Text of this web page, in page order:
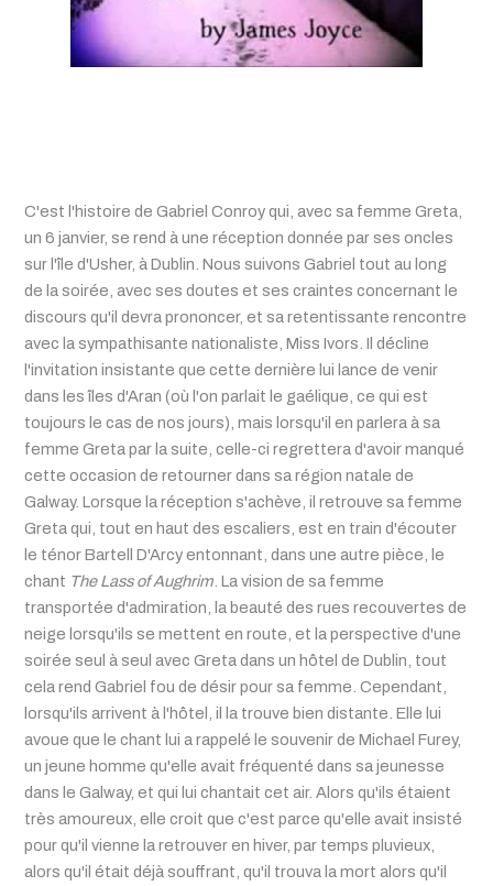
C'est l'histoire de Gabriel Conroy qui, avec sa femme Greta,
un 6 janvier, se rend à une réception donnée par ses oncles
sur l'île d'Usher, à Dublin. Nous suivons Gabriel tout au long
de la soirée, avec ses doutes et ses craintes concernant le
discours qu'il devra prononcer, et sa retentissante rencontre
avec la sympathisante nationaliste, Miss Ivors. Il décline
l'invitation insistante que cette dernière lui lance de venir
dans les îles d'Aran (où l'on parlait le gaélique, ce qui est
toujours le cas de nos jours), mais lorsqu'il en parlera à sa
femme Greta par la suite, celle-ci regrettera d'avoir manqué
cette occasion de retourner dans sa région natale de
Galway. Lorsque la réception s'achève, il retrouve sa femme
Greta qui, tout en haut des escaliers, est en train d'écouter
le ténor Bartell D'Arcy entonnant, dans une autre pièce, le
chant The Lass of Aughrim . La vision de sa femme
transportée d'admiration, la beauté des rues recouvertes de
neige lorsqu'ils se mettent en route, et la perspective d'une
soirée seul à seul avec Greta dans un hôtel de Dublin, tout
cela rend Gabriel fou de désir pour sa femme. Cependant,
lorsqu'ils arrivent à l'hôtel, il la trouve bien distante. Elle lui
avoue que le chant lui a rappelé le souvenir de Michael Furey,
un jeune homme qu'elle avait fréquenté dans sa jeunesse
dans le Galway, et qui lui chantait cet air. Alors qu'ils étaient
très amoureux, elle croit que c'est parce qu'elle avait insisté
pour qu'il vienne la retrouver en hiver, par temps pluvieux,
alors qu'il était déjà souffrant, qu'il trouva la mort alors qu'il